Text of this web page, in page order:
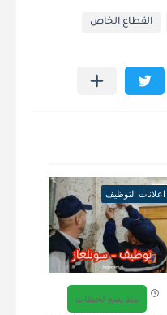
القطاع الخاص
اعلانات التوظيف
منذ بضع لحظات